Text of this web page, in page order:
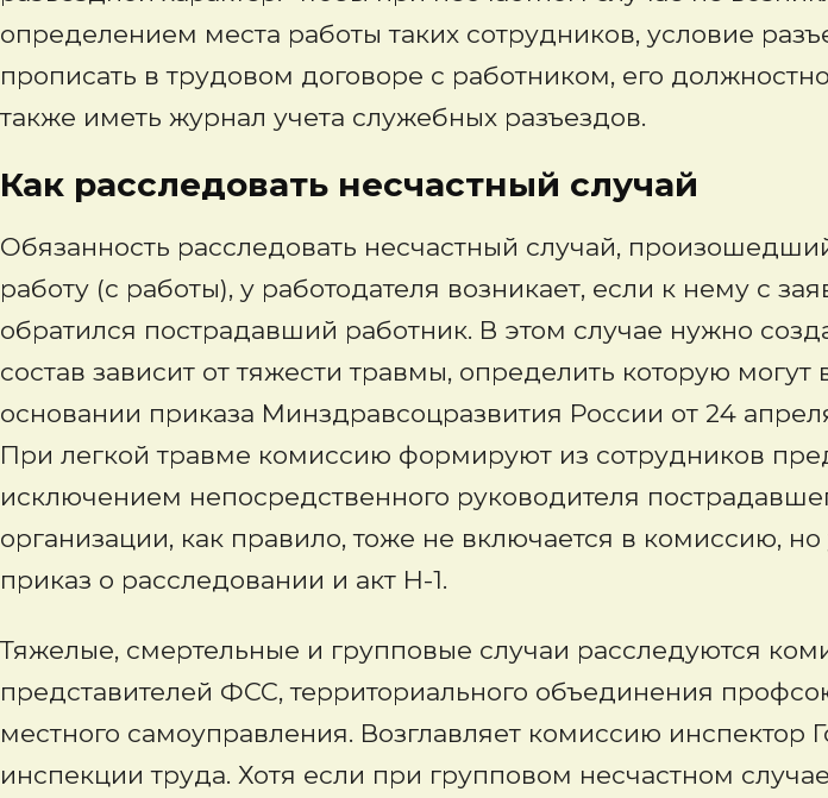
определением места работы таких сотрудников, условие
прописать в трудовом договоре с работником, его
также иметь журнал учета служебных разъездов.
Как расследовать несчастный случай
Обязанность расследовать несчастный случай,
работу (с работы), у работодателя возникает, если к нему с
обратился пострадавший работник. В этом случае нужно
состав зависит от тяжести травмы, определить которую могут
основании приказа Минздравсоцразвития России от 24
При легкой травме комиссию формируют из сотрудников
исключением непосредственного руководителя
организации, как правило, тоже не включается в комиссию,
приказ о расследовании и акт Н-1.
Тяжелые, смертельные и групповые случаи расследуются
представителей ФСС, территориального объединения
местного самоуправления. Возглавляет комиссию инспектор
инспекции труда. Хотя если при групповом несчастном